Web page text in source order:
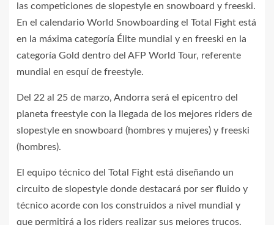
las competiciones de slopestyle en snowboard y freeski.
En el calendario World Snowboarding el Total Fight está
en la máxima categoría Élite mundial y en freeski en la
categoría Gold dentro del AFP World Tour, referente
mundial en esquí de freestyle.
Del 22 al 25 de marzo, Andorra será el epicentro del
planeta freestyle con la llegada de los mejores riders de
slopestyle en snowboard (hombres y mujeres) y freeski
(hombres).
El equipo técnico del Total Fight está diseñando un
circuito de slopestyle donde destacará por ser fluido y
técnico acorde con los construidos a nivel mundial y
que permitirá a los riders realizar sus mejores trucos.